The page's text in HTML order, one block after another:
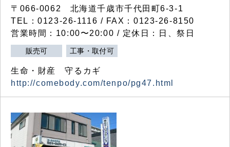
〒066-0062 北海道千歳市千代田町6-3-1
TEL：0123-26-1116 / FAX：0123-26-8150
営業時間：10:00〜20:00 / 定休日：日、祭日
販売可 工事・取付可
生命・財産 守るカギ
http://comebody.com/tenpo/pg47.html